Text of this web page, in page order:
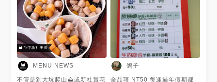
MENU NEWS
不管是到大坑爬山⛰️或新社賞花
鴿子
全品項 NT50 每逢過年假期都